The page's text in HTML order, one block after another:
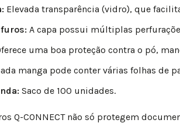
Elevada transparência (vidro), que
A capa possui múltiplas
uma boa proteção contra o pó,
manga pode conter várias folhas de
Saco de 100 unidades.
Q-CONNECT não só protegem